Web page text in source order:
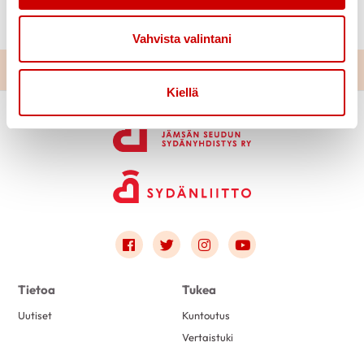
Vahvista valintani
Kiellä
Jyväskylässä.Tarkemmat tiedot myöhemmin.
Link to facebook
Link to twitter
Link to instagram
Link to youtube
Tietoa
Uutiset
Tukea
Kuntoutus
Vertaistuki